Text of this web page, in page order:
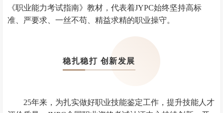
《职业能力考试指南》教材，代表着JYPC始终坚持高标
准、严要求、一丝不苟、精益求精的职业操守。
稳扎稳打 创新发展
25年来，为扎实做好职业技能鉴定工作，提升技能人才